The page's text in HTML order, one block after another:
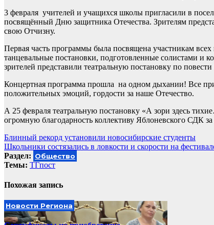
3 февраля учителей и учащихся школы пригласили в
посвящённый Дню защитника Отечества. Зрителям
свою Отчизну.
Первая часть программы была посвящена участникам
танцевальные постановки, подготовленные солистами и
зрителей представили театральную постановку по
Концертная программа прошла на одном дыхании! Все
положительных эмоций, гордости за наше Отечество.
А 25 февраля театральную постановку «А зори здесь
огромную благодарность коллективу Яблоневского СДК
Навигация
по
записям
Блинный рекорд установили новосибирские студенты
Школьники состязались в ловкости и скорости на
Раздел: Общество
Темы: ТГпост
Похожая запись
Новости Региона